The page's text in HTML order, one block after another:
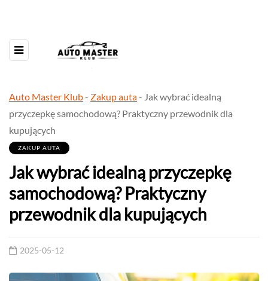
Auto Master Klub- Zakup auta- Jak wybrać idealną
przyczepkę samochodową? Praktyczny przewodnik dla
kupujących
ZAKUP AUTA
Jak wybrać idealną przyczepkę
samochodową? Praktyczny
przewodnik dla kupujących
2025-05-12